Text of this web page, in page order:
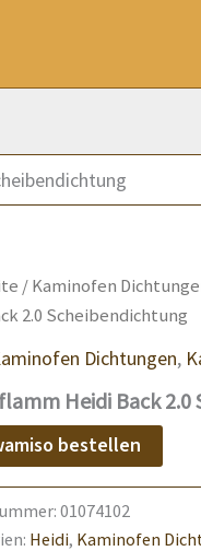
/Kaminofen
2.0 Scheibendichtung
Dichtungen,
Heidi Back 2.0
bestellen
01074102
Heidi, Kaminofen